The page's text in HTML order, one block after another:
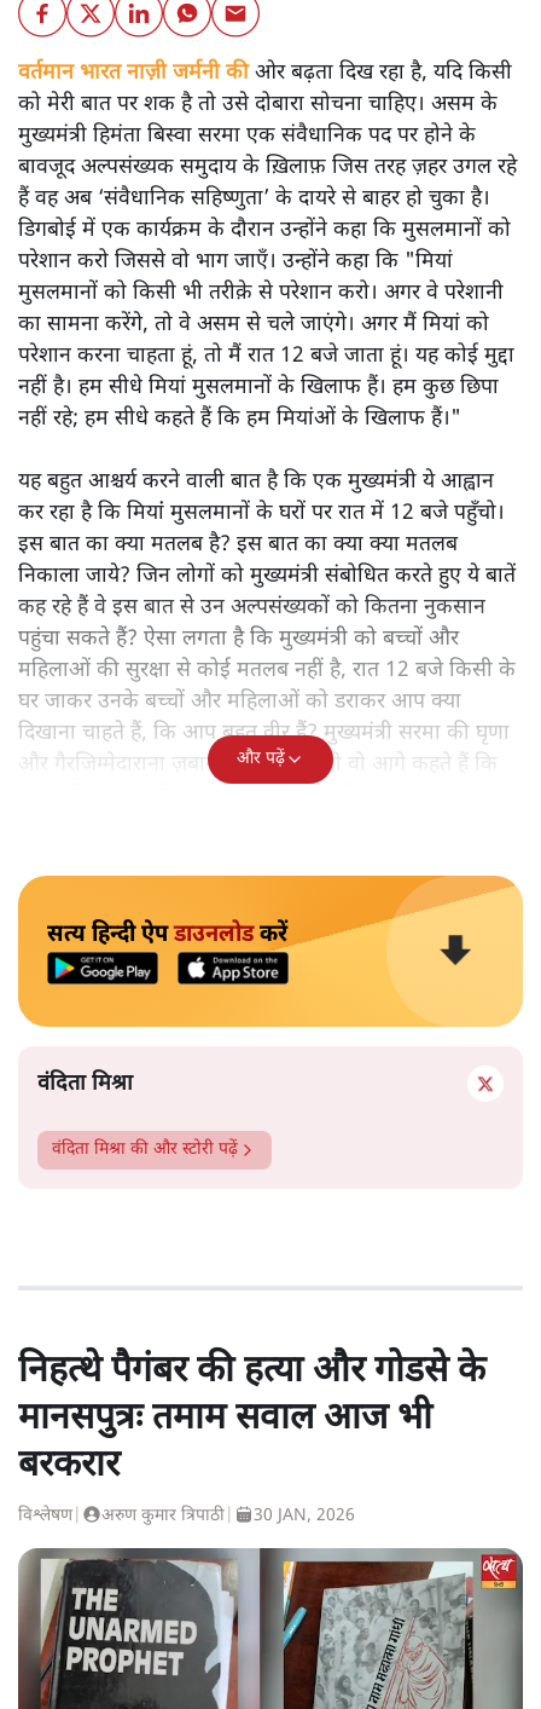
वर्तमान भारत नाज़ी जर्मनी कीओर बढ़ता दिख रहा है, यदि किसी
को मेरी बात पर शक है तो उसे दोबारा सोचना चाहिए। असम के
मुख्यमंत्री हिमंता बिस्वा सरमा एक संवैधानिक पद पर होने के
बावजूद अल्पसंख्यक समुदाय के ख़िलाफ़ जिस तरह ज़हर उगल रहे
हैं वह अब ‘संवैधानिक सहिष्णुता’ के दायरे से बाहर हो चुका है।
डिगबोई में एक कार्यक्रम के दौरान उन्होंने कहा कि मुसलमानों को
परेशान करो जिससे वो भाग जाएँ। उन्होंने कहा कि "मियां
मुसलमानों को किसी भी तरीक़े से परेशान करो। अगर वे परेशानी
का सामना करेंगे, तो वे असम से चले जाएंगे। अगर मैं मियां को
परेशान करना चाहता हूं, तो मैं रात 12 बजे जाता हूं। यह कोई मुद्दा
नहीं है। हम सीधे मियां मुसलमानों के खिलाफ हैं। हम कुछ छिपा
नहीं रहे; हम सीधे कहते हैं कि हम मियांओं के खिलाफ हैं।"
यह बहुत आश्चर्य करने वाली बात है कि एक मुख्यमंत्री ये आह्वान
कर रहा है कि मियांं मुसलमानों के घरों पर रात में 12 बजे पहुँचो।
इस बात का क्या मतलब है? इस बात का क्या क्या मतलब
निकाला जाये? जिन लोगों को मुख्यमंत्री संबोधित करते हुए ये बातें
कह रहे हैं वे इस बात से उन अल्पसंख्यकों को कितना नुकसान
पहुंचा सकते हैं? ऐसा लगता है कि मुख्यमंत्री को बच्चों और
महिलाओं की सुरक्षा से कोई मतलब नहीं है, रात 12 बजे किसी के
घर जाकर उनके बच्चों और महिलाओं को डराकर आप क्या
दिखाना चाहते हैं, कि आप बहुत वीर हैं? मुख्यमंत्री सरमा की घृणा
और गैरजिम्मेदाराना ज़बान यहीं नहीं रुकती वो आगे कहते हैं कि
और पढ़ें
सत्य हिन्दी ऐपडाउनलोडकरें
वंदिता मिश्रा
वंदिता मिश्रा की और स्टोरी पढ़ें
निहत्थे पैगंबर की हत्या और गोडसे के
मानसपुत्रः तमाम सवाल आज भी
बरकरार
विश्लेषण| अरुण कुमार त्रिपाठी 30 JAN, 2026